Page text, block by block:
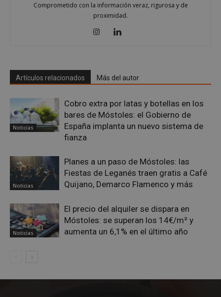
Comprometido con la información veraz, rigurosa y de
proximidad.
Artículos relacionados Más del autor
Noticias
Cobro extra por latas y botellas en los
bares de Móstoles: el Gobierno de
España implanta un nuevo sistema de
fianza
Noticias
Planes a un paso de Móstoles: las
Fiestas de Leganés traen gratis a Café
Quijano, Demarco Flamenco y más
Noticias
El precio del alquiler se dispara en
Móstoles: se superan los 14€/m² y
aumenta un 6,1% en el último año
__cf_bm
Cloudflare Inc.
.twitter.com
58
VISITOR_PRIVACY_METADATA
YouTube
.youtube.com